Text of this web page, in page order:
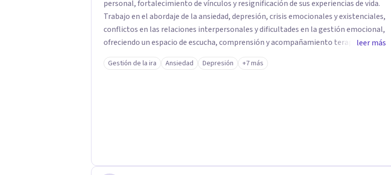
personal, fortalecimiento de vínculos y resignificación de sus experiencias de vida.
Trabajo en el abordaje de la ansiedad, depresión, crisis emocionales y existenciales,
conflictos en las relaciones interpersonales y dificultades en la gestión emocional,
ofreciendo un espacio de escucha, comprensión y acompañamiento terapéutico.
Cada proceso terapéutico es único. Por eso, en cada sesión se construye un espacio
seguro donde la palabra, las emociones y las experiencias pueden ser
leer más
Gestión de la ira Ansiedad Depresión +7 más